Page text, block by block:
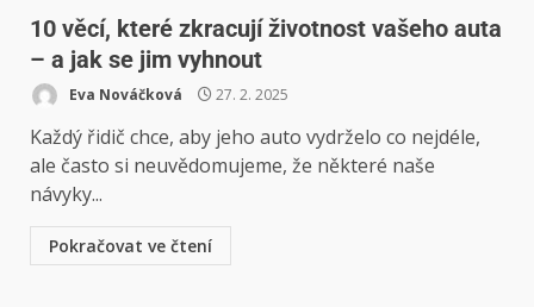
10 věcí, které zkracují životnost vašeho auta
– a jak se jim vyhnout
Eva Nováčková 27. 2. 2025
Každý řidič chce, aby jeho auto vydrželo co nejdéle,
ale často si neuvědomujeme, že některé naše
návyky...
Pokračovat ve čtení